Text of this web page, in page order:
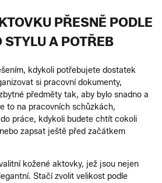
PŘESNĚ PODLE
STYLU A POTŘEB
kdykoli potřebujete dostatek
si pracovní dokumenty,
předměty tak, aby bylo snadno a
to na pracovních schůzkách,
práce, kdykoli budete chtít cokoli
zapsat ještě před začátkem
kožené aktovky, jež jsou nejen
Stačí zvolit velikost podle